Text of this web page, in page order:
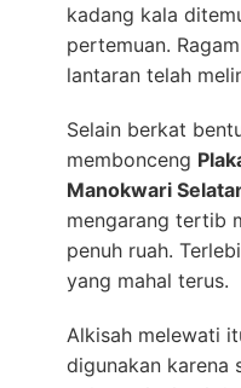
kadang kala
pertemuan.
lantaran telah
Selain berkat
membonceng
Manokwari
mengarang tertib
penuh ruah.
yang mahal terus.
Alkisah melewati
digunakan karena